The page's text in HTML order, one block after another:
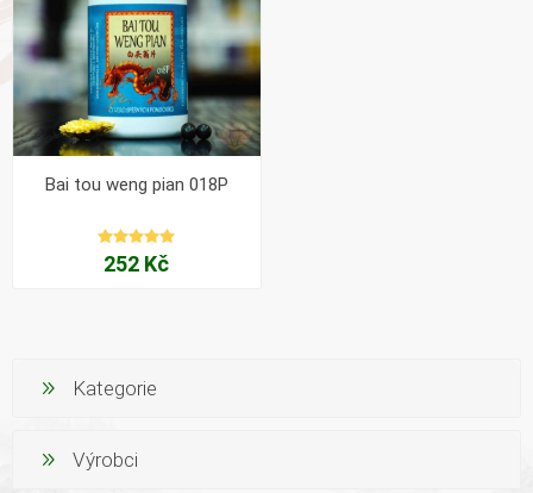
Bai tou weng pian 018P
252 Kč
Kategorie
Výrobci